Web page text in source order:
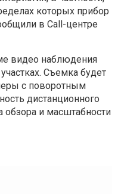
которых прибор
в Call-центре
видео наблюдения
Съемка будет
с поворотным
дистанционного
обзора и масштабности